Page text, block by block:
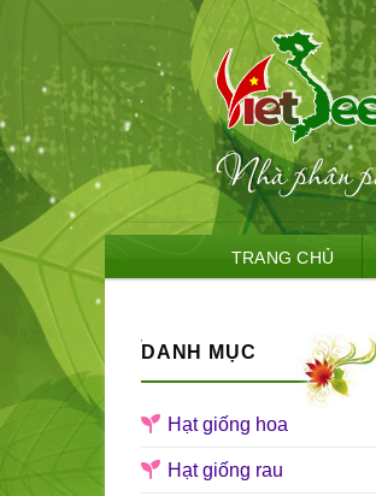
to
TRANG CHỦ
DANH MỤC
Hạt giống hoa
Hạt giống rau